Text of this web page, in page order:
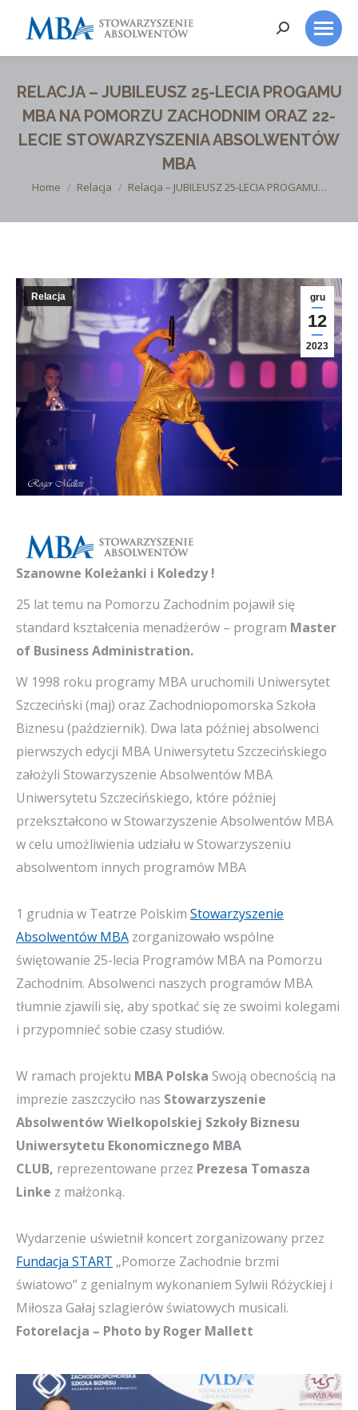
Search:
RELACJA – JUBILEUSZ 25-LECIA PROGAMU
MBA NA POMORZU ZACHODNIM ORAZ 22-
LECIE STOWARZYSZENIA ABSOLWENTÓW
MBA
You are here:
Home Relacja Relacja – JUBILEUSZ 25-LECIA PROGAMU…
gru
12
2023
Relacja
Szanowne Koleżanki i Koledzy !
25 lat temu na Pomorzu Zachodnim pojawił się
standard kształcenia menadżerów – program Master
of Business Administration.
W 1998 roku programy MBA uruchomili Uniwersytet
Szczeciński (maj) oraz Zachodniopomorska Szkoła
Biznesu (październik). Dwa lata później absolwenci
pierwszych edycji MBA Uniwersytetu Szczecińskiego
założyli Stowarzyszenie Absolwentów MBA
Uniwersytetu Szczecińskiego, które później
przekształcono w Stowarzyszenie Absolwentów MBA
w celu umożliwienia udziału w Stowarzyszeniu
absolwentom innych programów MBA
1 grudnia w Teatrze Polskim Stowarzyszenie
Absolwentów MBA zorganizowało wspólne
świętowanie 25-lecia Programów MBA na Pomorzu
Zachodnim. Absolwenci naszych programów MBA
tłumnie zjawili się, aby spotkać się ze swoimi kolegami
i przypomnieć sobie czasy studiów.
W ramach projektu MBA Polska Swoją obecnością na
imprezie zaszczyciło nas Stowarzyszenie
Absolwentów Wielkopolskiej Szkoły Biznesu
Uniwersytetu Ekonomicznego MBA
CLUB, reprezentowane przez Prezesa Tomasza
Linke z małżonką.
Wydarzenie uświetnił koncert zorganizowany przez
Fundacja START „Pomorze Zachodnie brzmi
światowo” z genialnym wykonaniem Sylwii Różyckiej i
Miłosza Gałaj szlagierów światowych musicali.
Fotorelacja – Photo by Roger Mallett